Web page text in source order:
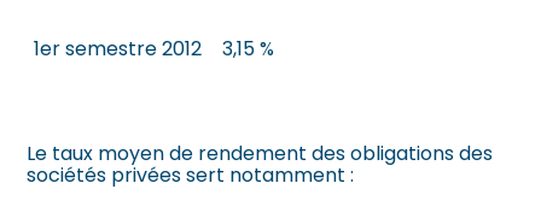
1er semestre 2012 3,15 %
Le taux moyen de rendement des obligations des
sociétés privées sert notamment :